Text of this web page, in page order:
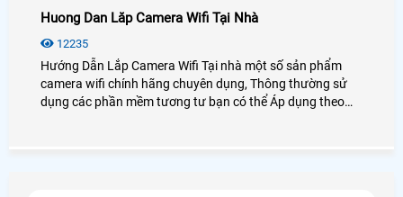
Huong Dan Lăp Camera Wifi Tại Nhà
12235
Hướng Dẫn Lắp Camera Wifi Tại nhà một số sản phẩm
camera wifi chính hãng chuyên dụng, Thông thường sử
dụng các phần mềm tương tư bạn có thể Áp dụng theo